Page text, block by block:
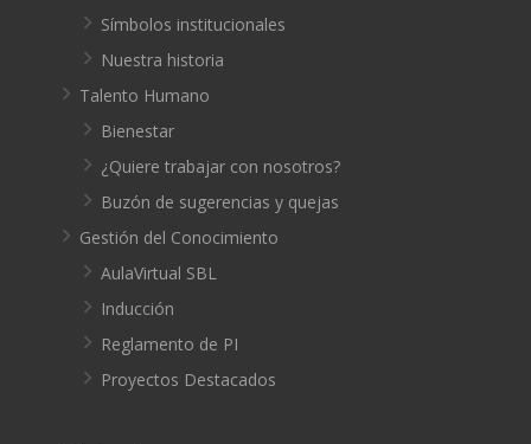
Símbolos institucionales
Nuestra historia
Talento Humano
Bienestar
¿Quiere trabajar con nosotros?
Buzón de sugerencias y quejas
Gestión del Conocimiento
AulaVirtual SBL
Inducción
Reglamento de PI
Proyectos Destacados